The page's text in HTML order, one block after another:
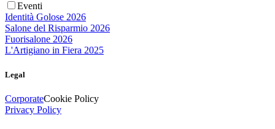
Eventi
Identità Golose 2026
Salone del Risparmio 2026
Fuorisalone 2026
L'Artigiano in Fiera 2025
Legal
CorporateCookie Policy
Privacy Policy